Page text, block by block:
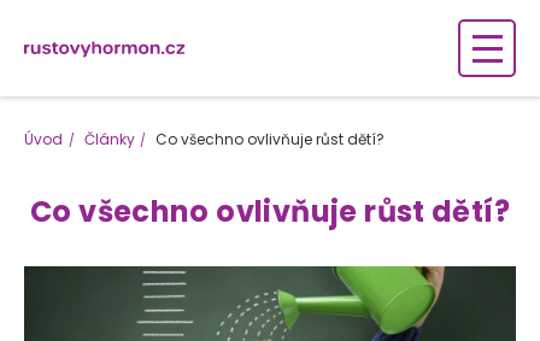
Úvod Články Co všechno ovlivňuje růst dětí?
Co všechno ovlivňuje růst dětí?